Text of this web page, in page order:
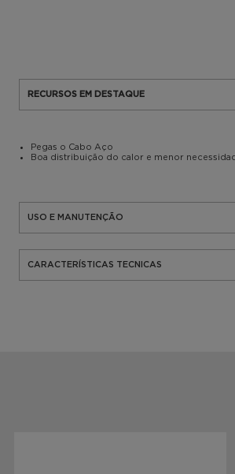
RECURSOS EM DESTAQUE
Pegas o Cabo Aço
Boa distribuição do calor e menor
USO E MANUTENÇÃO
CARACTERÍSTICAS TECNICAS